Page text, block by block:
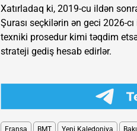
Xatırladaq ki, 2019-cu ildən
Şurası seçkilərin ən geci 2026-
texniki prosedur kimi təqdim
strateji gediş hesab edirlər.